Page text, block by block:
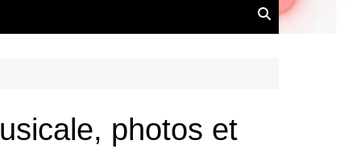
photos et